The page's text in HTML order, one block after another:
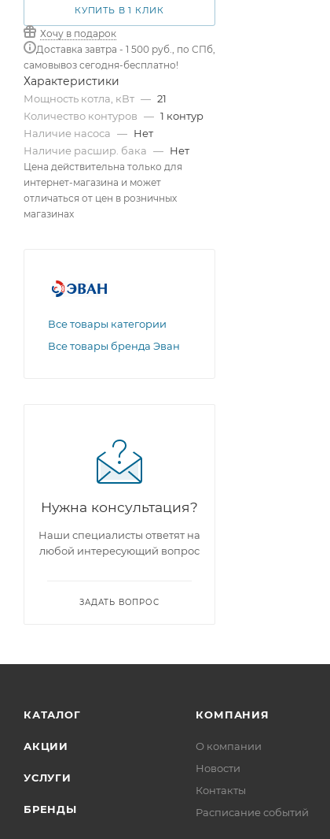
КУПИТЬ В 1 КЛИК
Хочу в подарок
Доставка завтра - 1 500 руб., по СПб,
самовывоз сегодня-бесплатно!
Характеристики
Мощность котла, кВт — 21
Количество контуров — 1 контур
Наличие насоса — Нет
Наличие расшир. бака — Нет
Цена действительна только для
интернет-магазина и может
отличаться от цен в розничных
магазинах
Все товары категории
Все товары бренда Эван
Нужна консультация?
Наши специалисты ответят на
любой интересующий вопрос
ЗАДАТЬ ВОПРОС
КАТАЛОГ
АКЦИИ
УСЛУГИ
БРЕНДЫ
КОМПАНИЯ
О компании
Новости
Контакты
Расписание событий